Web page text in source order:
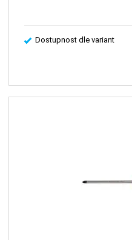
Dostupnost dle variant